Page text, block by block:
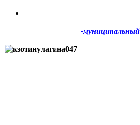
-муниципальный